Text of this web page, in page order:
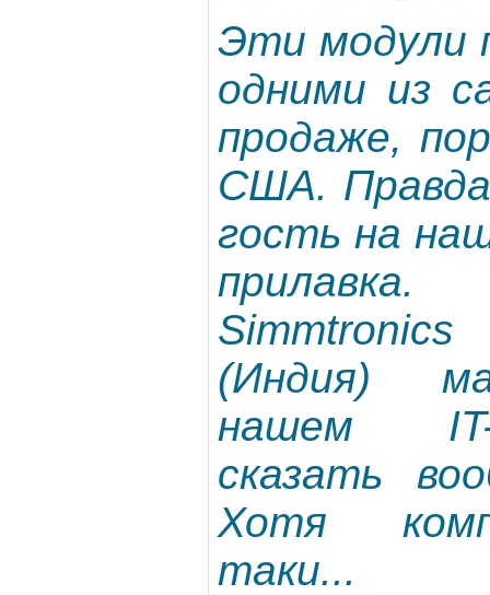
Эти модули
одними из
продаже,
США.
гость на
(Индия)
нашем
сказать
Хотя
таки...